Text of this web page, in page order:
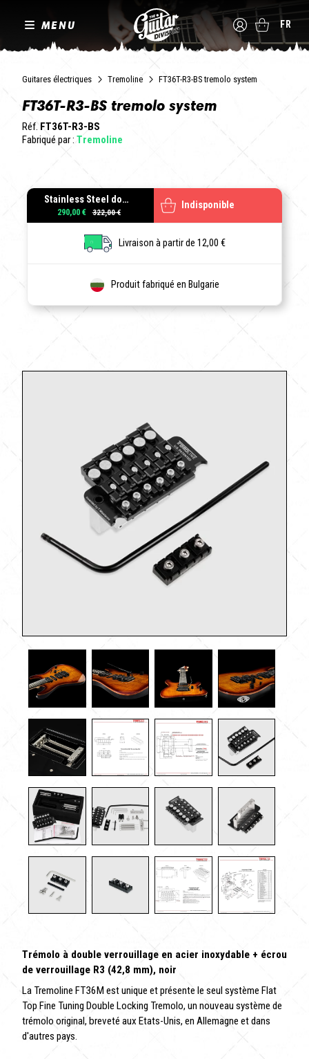
MENU FR
Guitares électriques Tremoline FT36T-R3-BS tremolo system
FT36T-R3-BS tremolo system
Réf. FT36T-R3-BS
Fabriqué par : Tremoline
Stainless Steel double locking tremolo + R3 (42.8mm) Locking Nut, Black
290,00 €
Indisponible
Livraison à partir de 12,00 €
Produit fabriqué en Bulgarie
Trémolo à double verrouillage en acier inoxydable + écrou
de verrouillage R3 (42,8 mm), noir
La Tremoline FT36M est unique et présente le seul système Flat
Top Fine Tuning Double Locking Tremolo, un nouveau système de
trémolo original, breveté aux Etats-Unis, en Allemagne et dans
d'autres pays.